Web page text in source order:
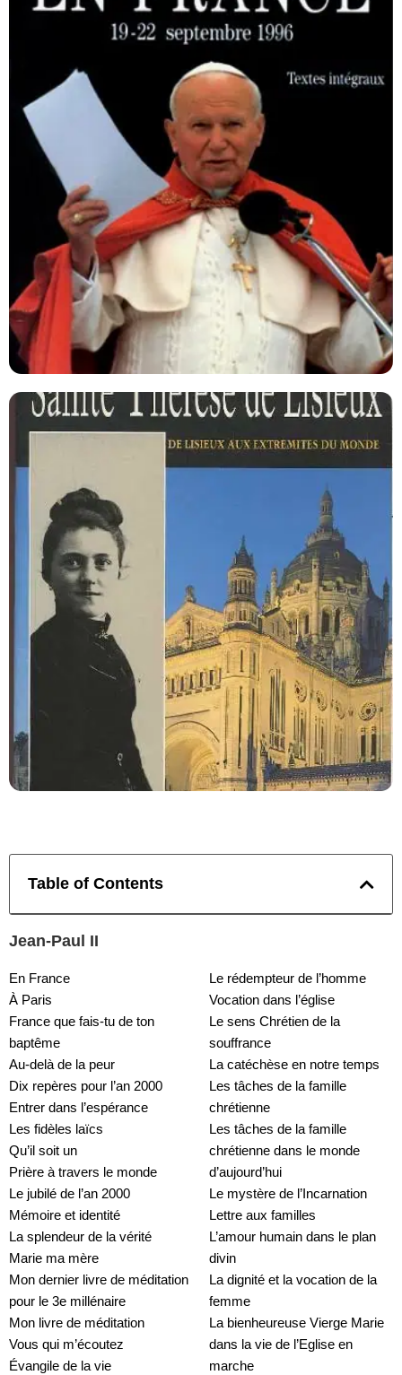
Table of Contents
Jean-Paul II
En France
À Paris
France que fais-tu de ton
baptême
Au-delà de la peur
Dix repères pour l’an 2000
Entrer dans l’espérance
Les fidèles laïcs
Qu’il soit un
Prière à travers le monde
Le jubilé de l’an 2000
Mémoire et identité
La splendeur de la vérité
Marie ma mère
Mon dernier livre de méditation
pour le 3e millénaire
Mon livre de méditation
Vous qui m’écoutez
Évangile de la vie
Le rédempteur de l’homme
Vocation dans l’église
Le sens Chrétien de la
souffrance
La catéchèse en notre temps
Les tâches de la famille
chrétienne
Les tâches de la famille
chrétienne dans le monde
d’aujourd’hui
Le mystère de l’Incarnation
Lettre aux familles
L’amour humain dans le plan
divin
La dignité et la vocation de la
femme
La bienheureuse Vierge Marie
dans la vie de l’Eglise en
marche